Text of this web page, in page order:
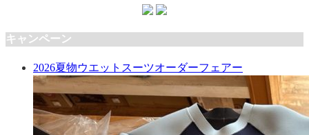
キャンペーン
2026夏物ウエットスーツオーダーフェアー